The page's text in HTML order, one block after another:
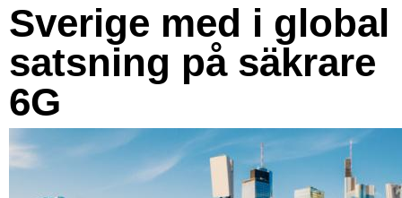
Sverige med i global
satsning på säkrare
6G